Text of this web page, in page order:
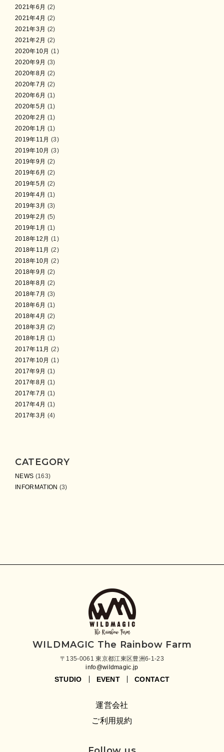
2021年6月 (2)
2021年4月 (2)
2021年3月 (2)
2021年2月 (2)
2020年10月 (1)
2020年9月 (3)
2020年8月 (2)
2020年7月 (2)
2020年6月 (1)
2020年5月 (1)
2020年2月 (1)
2020年1月 (1)
2019年11月 (3)
2019年10月 (3)
2019年9月 (2)
2019年6月 (2)
2019年5月 (2)
2019年4月 (1)
2019年3月 (3)
2019年2月 (5)
2019年1月 (1)
2018年12月 (1)
2018年11月 (2)
2018年10月 (2)
2018年9月 (2)
2018年8月 (2)
2018年7月 (3)
2018年6月 (1)
2018年4月 (2)
2018年3月 (2)
2018年1月 (1)
2017年11月 (2)
2017年10月 (1)
2017年9月 (1)
2017年8月 (1)
2017年7月 (1)
2017年4月 (1)
2017年3月 (4)
CATEGORY
NEWS (163)
INFORMATION (3)
WILDMAGIC The Rainbow Farm
〒135-0061 東京都江東区豊洲6-1-23
info@wildmagic.jp
STUDIO EVENT CONTACT
運営会社
ご利用規約